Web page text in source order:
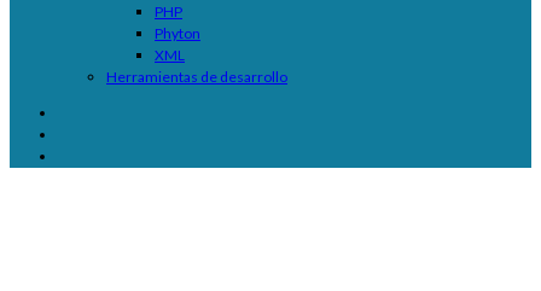
PHP
Phyton
XML
Herramientas de desarrollo